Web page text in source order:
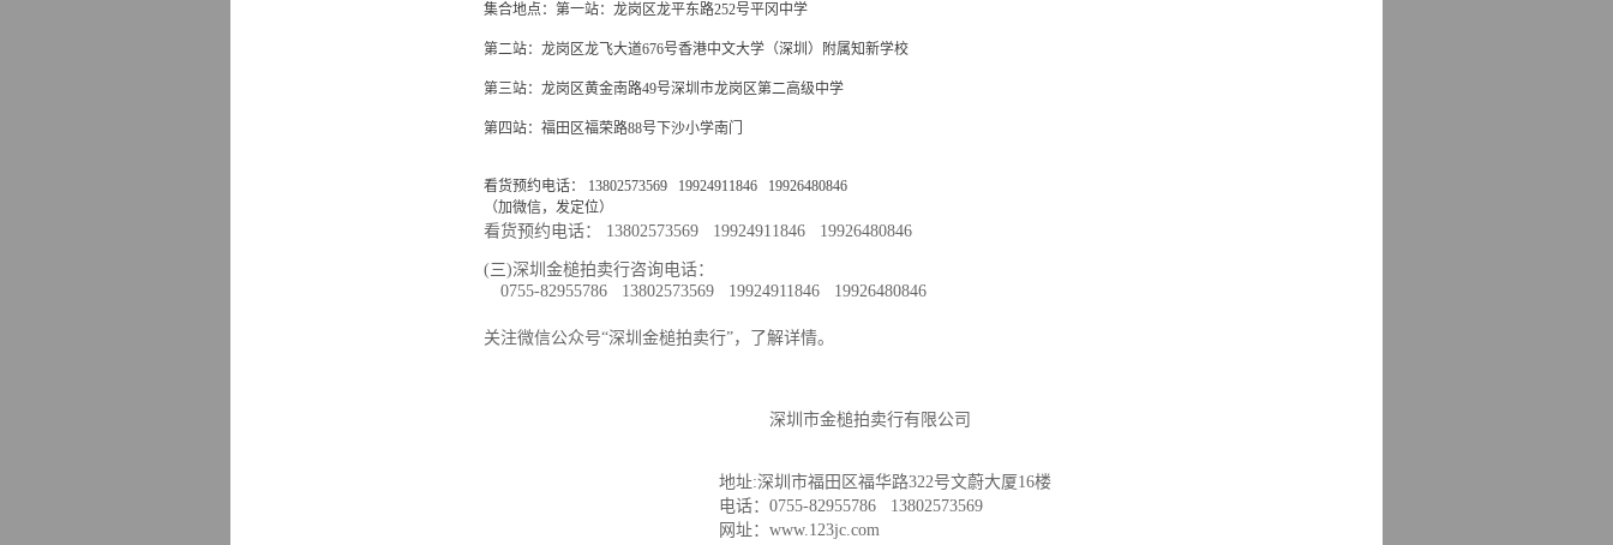
集合地点：第一站：龙岗区龙平东路252号平冈中学
第二站：龙岗区龙飞大道676号香港中文大学（深圳）附属知新学校
第三站：龙岗区黄金南路49号深圳市龙岗区第二高级中学
第四站：福田区福荣路88号下沙小学南门
看货预约电话： 13802573569 19924911846 19926480846
（加微信，发定位）
看货预约电话： 13802573569 19924911846 19926480846
(三)深圳金槌拍卖行咨询电话：
0755-82955786 13802573569 19924911846 19926480846
关注微信公众号“深圳金槌拍卖行”，了解详情。
深圳市金槌拍卖行有限公司
地址:深圳市福田区福华路322号文蔚大厦16楼
电话： 0755-82955786
13802573569
网址： www.123jc.com